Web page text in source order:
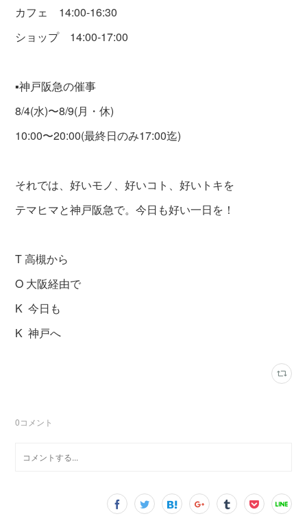
カフェ 14:00-16:30
ショップ 14:00-17:00
▪️神戸阪急の催事
8/4(水)〜8/9(月・休)
10:00〜20:00(最終日のみ17:00迄)
それでは、好いモノ、好いコト、好いトキを
テマヒマと神戸阪急で。今日も好い一日を！
T 高槻から
O 大阪経由で
K 今日も
K 神戸へ
0コメント